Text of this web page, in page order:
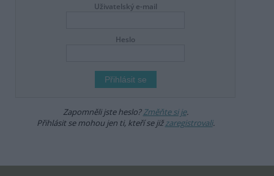
Uživatelský e-mail
Heslo
Zapomněli jste heslo?Změňte si je.
Přihlásit se mohou jen ti, kteří se jižzaregistrovali.